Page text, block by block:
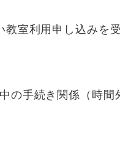
教室利用申し込みを
の手続き関係（時間